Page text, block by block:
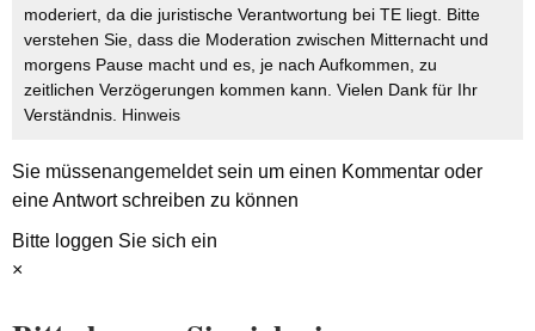
moderiert, da die juristische Verantwortung bei TE liegt. Bitte
verstehen Sie, dass die Moderation zwischen Mitternacht und
morgens Pause macht und es, je nach Aufkommen, zu
zeitlichen Verzögerungen kommen kann. Vielen Dank für Ihr
Verständnis. Hinweis
Sie müssenangemeldetsein um einen Kommentar oder
eine Antwort schreiben zu können
Bitte loggen Sie sich ein
×